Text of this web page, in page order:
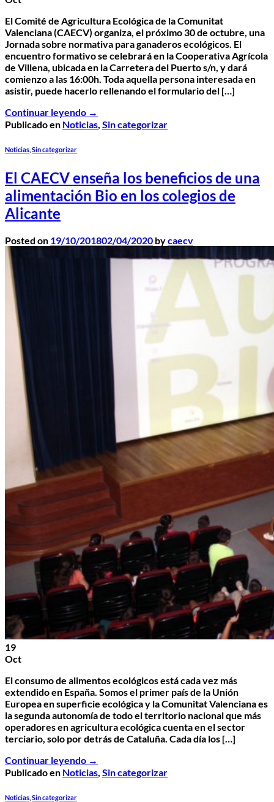
El Comité de Agricultura Ecológica de la Comunitat
Valenciana (CAECV) organiza, el próximo 30 de octubre, una
Jornada sobre normativa para ganaderos ecológicos. El
encuentro formativo se celebrará en la Cooperativa Agrícola
de Villena, ubicada en la Carretera del Puerto s/n, y dará
comienzo a las 16:00h. Toda aquella persona interesada en
asistir, puede hacerlo rellenando el formulario del […]
Continuar leyendo →
Publicado en Noticias, Sin categorizar
Noticias Sin categorizar
El CAECV enseña los beneficios de una
alimentación Bio en los colegios de
Alicante
Posted on 19/10/201802/04/2020 bycaecv
19
Oct
El consumo de alimentos ecológicos está cada vez más
extendido en España. Somos el primer país de la Unión
Europea en superficie ecológica y la Comunitat Valenciana es
la segunda autonomía de todo el territorio nacional que más
operadores en agricultura ecológica cuenta en el sector
terciario, solo por detrás de Cataluña. Cada día los […]
Continuar leyendo →
Publicado en Noticias Sin categorizar
Noticias Sin categorizar